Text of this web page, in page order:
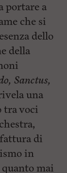
portare a
che si
dello
della
Sanctus,
una
tra voci
di
in
mai